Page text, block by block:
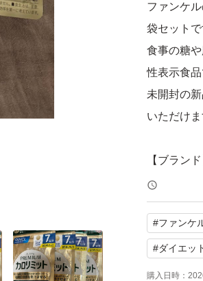
ファンケ
袋セットで
食事の糖
性表示食品
未開封の
いただけま
【ブラン
【商品名
【内容量
【商品の
よろしくお
#ファンケ
#ダイエッ
購入日時：